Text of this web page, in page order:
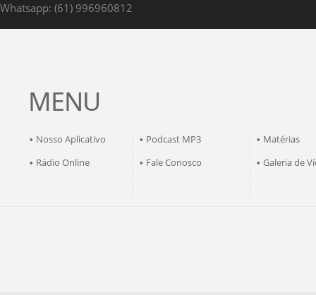
Whatsapp: (61) 996960812
MENU
• Nosso Aplicativo • Podcast MP3 • Matérias
• Rádio Online • Fale Conosco • Galeria de